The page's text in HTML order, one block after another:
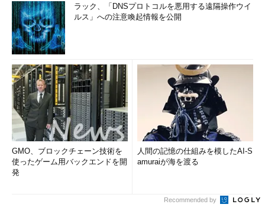
ラック、「DNSプロトコルを悪用する遠隔操作ウイ
ルス」への注意喚起情報を公開
GMO、ブロックチェーン技術を
使ったゲーム用バックエンドを開
発
人間の記憶の仕組みを模したAI-S
amuraiが海を渡る
Recommended by